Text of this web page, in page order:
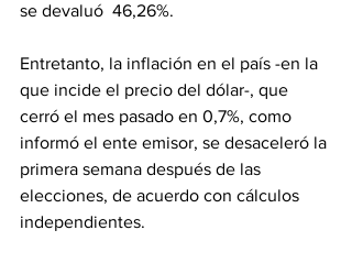
se devaluó  46,26%.
Entretanto, la inflación en el país -en la
que incide el precio del dólar-, que
cerró el mes pasado en 0,7%, como
informó el ente emisor, se desaceleró la
primera semana después de las
elecciones, de acuerdo con cálculos
independientes.